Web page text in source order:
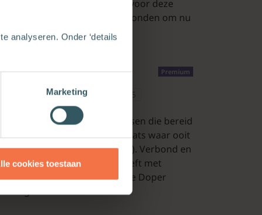
analyseren. Onder ‘details
Marketing
cookies toestaan
lopen in de Matteüslezing voor deze
die worden uitgezonden om nu
Premium
De eerste dag 24-06-2025
Moe en dorstend naar mensen die bereid
van Jakob in Sichar, de plaats waar ooit
(Joz. 24). Verbond en
is ter bruiloft geweest, heeft met
en is door Johannes de Doper
gekomen is.